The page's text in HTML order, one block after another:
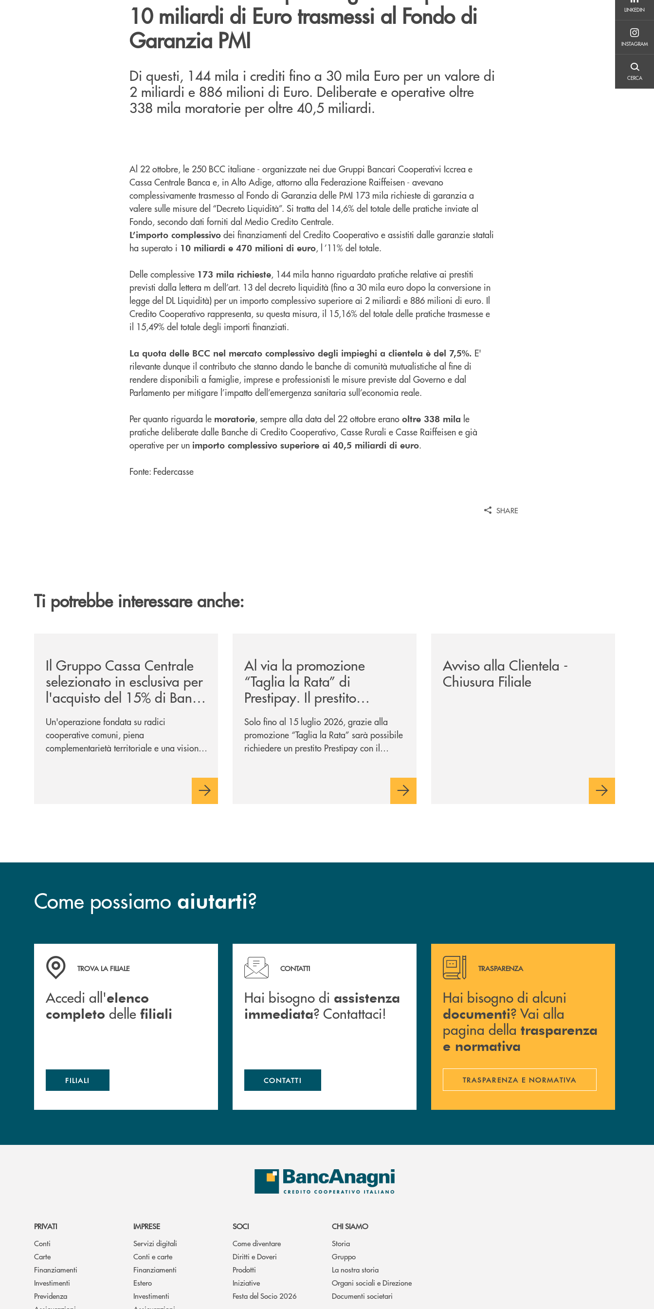
LINKEDIN
INSTAGRAM
CERCA
10 miliardi di Euro trasmessi al Fondo di
Garanzia PMI
Di questi, 144 mila i crediti fino a 30 mila Euro per un valore di
2 miliardi e 886 milioni di Euro. Deliberate e operative oltre
338 mila moratorie per oltre 40,5 miliardi.
Al 22 ottobre, le 250 BCC italiane - organizzate nei due Gruppi Bancari Cooperativi Iccrea e
Cassa Centrale Banca e, in Alto Adige, attorno alla Federazione Raiffeisen - avevano
complessivamente trasmesso al Fondo di Garanzia delle PMI 173 mila richieste di garanzia a
valere sulle misure del “Decreto Liquidità”. Si tratta del 14,6% del totale delle pratiche inviate al
Fondo, secondo dati forniti dal Medio Credito Centrale.
L’importo complessivo dei finanziamenti del Credito Cooperativo e assistiti dalle garanzie statali
ha superato i 10 miliardi e 470 milioni di euro, l ’11% del totale.
Delle complessive 173 mila richieste, 144 mila hanno riguardato pratiche relative ai prestiti
previsti dalla lettera m dell’art. 13 del decreto liquidità (fino a 30 mila euro dopo la conversione in
legge del DL Liquidità) per un importo complessivo superiore ai 2 miliardi e 886 milioni di euro. Il
Credito Cooperativo rappresenta, su questa misura, il 15,16% del totale delle pratiche trasmesse e
il 15,49% del totale degli importi finanziati.
La quota delle BCC nel mercato complessivo degli impieghi a clientela è del 7,5%. E'
rilevante dunque il contributo che stanno dando le banche di comunità mutualistiche al fine di
rendere disponibili a famiglie, imprese e professionisti le misure previste dal Governo e dal
Parlamento per mitigare l’impatto dell’emergenza sanitaria sull’economia reale.
Per quanto riguarda le moratorie, sempre alla data del 22 ottobre erano oltre 338 mila le
pratiche deliberate dalle Banche di Credito Cooperativo, Casse Rurali e Casse Raiffeisen e già
operative per un importo complessivo superiore ai 40,5 miliardi di euro.
Fonte: Federcasse
SHARE
Ti potrebbe interessare anche:
Il Gruppo Cassa Centrale
selezionato in esclusiva per
l'acquisto del 15% di Banca
Cambiano 1884
Un'operazione fondata su radici
cooperative comuni, piena
complementarietà territoriale e una visione
Al via la promozione
“Taglia la Rata” di
Prestipay. Il prestito
personale che si fa in due
per te!
Solo fino al 15 luglio 2026, grazie alla
promozione “Taglia la Rata” sarà possibile
richiedere un prestito Prestipay con il
Avviso alla Clientela -
Chiusura Filiale
Come possiamo aiutarti?
Accedi all' elenco completo delle filiali
TROVA LA FILIALE
Accedi all'elenco
completo delle filiali
FILIALI
Hai bisogno di assistenza immediata ? Contattaci!
CONTATTI
Hai bisogno di assistenza
immediata? Contattaci!
CONTATTI
Hai bisogno di alcuni documenti ? Vai alla pagina della
TRASPARENZA
Hai bisogno di alcuni
documenti? Vai alla
pagina della trasparenza
e normativa
TRASPARENZA E NORMATIVA
PRIVATI
Conti
Carte
Finanziamenti
Investimenti
Previdenza
IMPRESE
Servizi digitali
Conti e carte
Finanziamenti
Estero
Investimenti
SOCI
Come diventare
Diritti e Doveri
Prodotti
Iniziative
Festa del Socio 2026
CHI SIAMO
Storia
Gruppo
La nostra storia
Organi sociali e Direzione
Documenti societari